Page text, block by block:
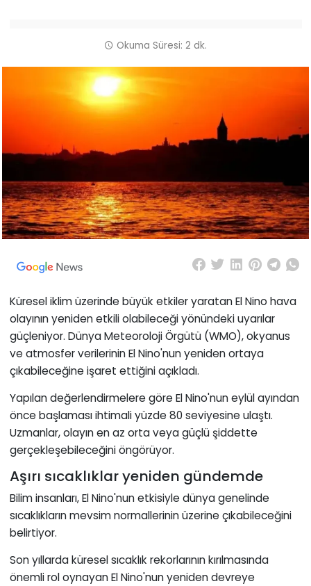
Okuma Süresi: 2 dk.
Küresel iklim üzerinde büyük etkiler yaratan El Nino hava
olayının yeniden etkili olabileceği yönündeki uyarılar
güçleniyor. Dünya Meteoroloji Örgütü (WMO), okyanus
ve atmosfer verilerinin El Nino'nun yeniden ortaya
çıkabileceğine işaret ettiğini açıkladı.
Yapılan değerlendirmelere göre El Nino'nun eylül ayından
önce başlaması ihtimali yüzde 80 seviyesine ulaştı.
Uzmanlar, olayın en az orta veya güçlü şiddette
gerçekleşebileceğini öngörüyor.
Aşırı sıcaklıklar yeniden gündemde
Bilim insanları, El Nino'nun etkisiyle dünya genelinde
sıcaklıkların mevsim normallerinin üzerine çıkabileceğini
belirtiyor.
Son yıllarda küresel sıcaklık rekorlarının kırılmasında
önemli rol oynayan El Nino'nun yeniden devreye